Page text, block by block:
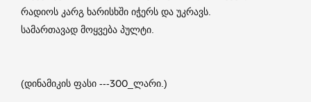
რადიოს კარგ ხარისხში იჭერს და უკრავს.
სამართავად მოყვება პულტი.
(დინამიკის ფასი ---300_ლარი.)